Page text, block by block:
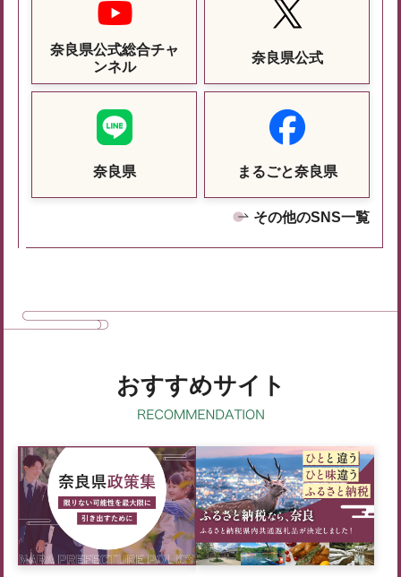
奈良県公式総合チャ
ンネル
奈良県公式
奈良県 まるごと奈良県
その他のSNS一覧
おすすめサイト